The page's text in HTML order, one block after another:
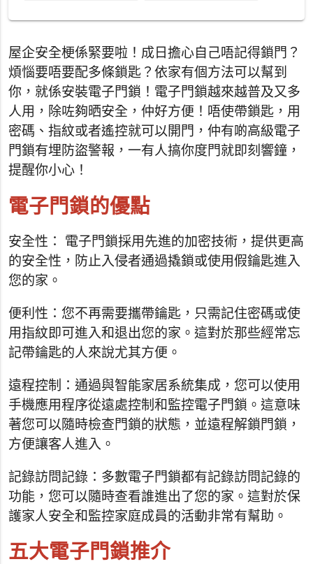
屋企安全梗係緊要啦！成日擔心自己唔記得鎖門？
煩惱要唔要配多條鎖匙？依家有個方法可以幫到
你，就係安裝電子門鎖！電子門鎖越來越普及又多
人用，除咗夠晒安全，仲好方便！唔使帶鎖匙，用
密碼、指紋或者遙控就可以開門，仲有啲高級電子
門鎖有埋防盜警報，一有人搞你度門就即刻響鐘，
提醒你小心！
電子門鎖的優點
安全性： 電子門鎖採用先進的加密技術，提供更高
的安全性，防止入侵者通過撬鎖或使用假鑰匙進入
您的家。
便利性：您不再需要攜帶鑰匙，只需記住密碼或使
用指紋即可進入和退出您的家。這對於那些經常忘
記帶鑰匙的人來說尤其方便。
遠程控制：通過與智能家居系統集成，您可以使用
手機應用程序從遠處控制和監控電子門鎖。這意味
著您可以隨時檢查門鎖的狀態，並遠程解鎖門鎖，
方便讓客人進入。
記錄訪問記錄：多數電子門鎖都有記錄訪問記錄的
功能，您可以隨時查看誰進出了您的家。這對於保
護家人安全和監控家庭成員的活動非常有幫助。
五大電子門鎖推介